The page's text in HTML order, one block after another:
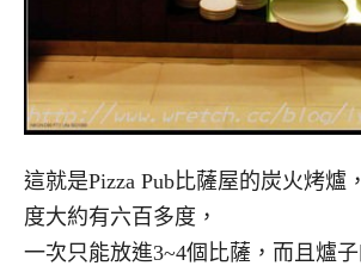
這就是Pizza Pub比薩屋的炭火烤爐
度大約有六百多度，
一次只能放進3~4個比薩，而且爐